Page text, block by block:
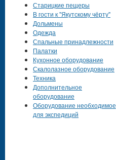
Старицкие пещеры
В гости к "Якутскому чёрту"
Дольмены
Одежда
Спальные принадлежности
Палатки
Кухонное оборудование
Скалолазное оборудование
Техника
Дополнительное
оборудование
Оборудование необходимое
для экспедиций